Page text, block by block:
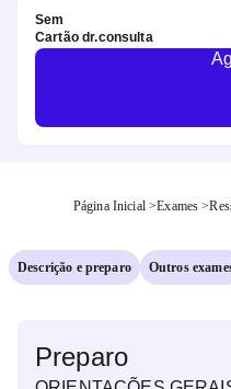
Sem
Cartão dr.consulta
Página Inicial >Exames >
Descrição e preparo Outros
Preparo